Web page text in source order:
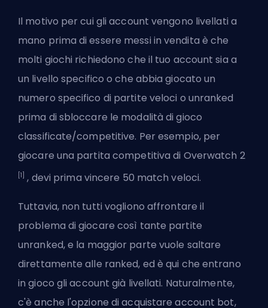
Il motivo per cui gli account vengono livellati a
mano prima di essere messi in vendita è che
molti giochi richiedono che il tuo account sia a
un livello specifico o che abbia giocato un
numero specifico di partite veloci o unranked
prima di sbloccare le modalità di gioco
classificate/competitive. Per esempio, per
giocare una partita competitiva di Overwatch 2
[1] , devi prima vincere 50 match veloci.
Tuttavia, non tutti vogliono affrontare il
problema di giocare così tante partite
unranked, e la maggior parte vuole saltare
direttamente alle ranked, ed è qui che entrano
in gioco gli account già livellati. Naturalmente,
c'è anche l'opzione di acquistareaccount bot,